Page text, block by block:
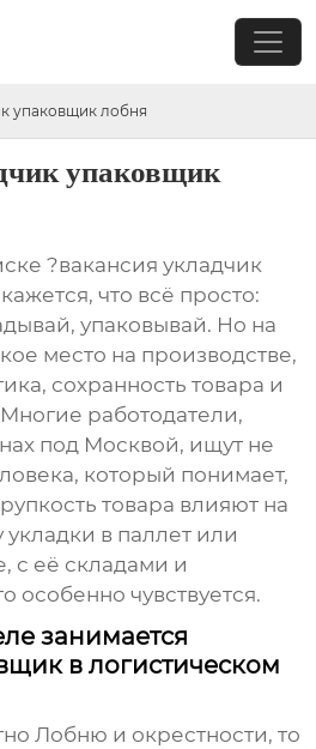
упаковщик лобня
упаковщик
?вакансия укладчик
что всё просто:
упаковывай. Но на
место на производстве,
сохранность товара и
работодатели,
под Москвой, ищут не
который понимает,
товара влияют на
в паллет или
с её складами и
особенно чувствуется.
занимается
в логистическом
Лобню и окрестности, то